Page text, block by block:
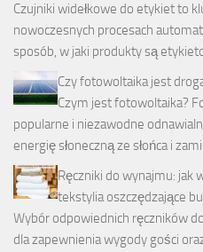
Czujniki widełkowe do etykiet to
nowoczesnych procesach
sposób, w jaki produkty są
Czy fotowoltaika jest
Czym jest fotowoltaika?
popularne i niezawodne
energię słoneczną ze słońca i
Ręczniki do wynajmu: jak
tekstylia oszczędzające
Wybór odpowiednich ręczników
dla zapewnienia wygody gości